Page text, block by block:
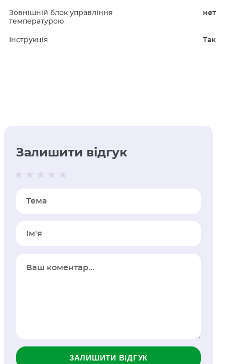
Зовнішній блок управління
температурою
нет
Інструкція Так
Залишити відгук
Тема
Iм'я
ЗАЛИШИТИ ВІДГУК